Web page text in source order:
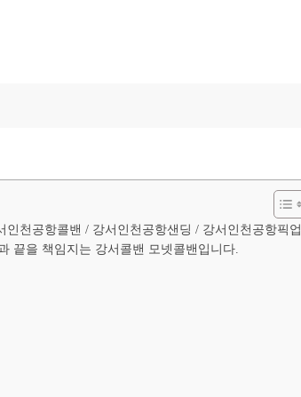
인천공항콜밴 / 강서인천공항샌딩 / 강서인천공항픽업
끝을 책임지는 강서콜밴 모넷콜밴입니다.